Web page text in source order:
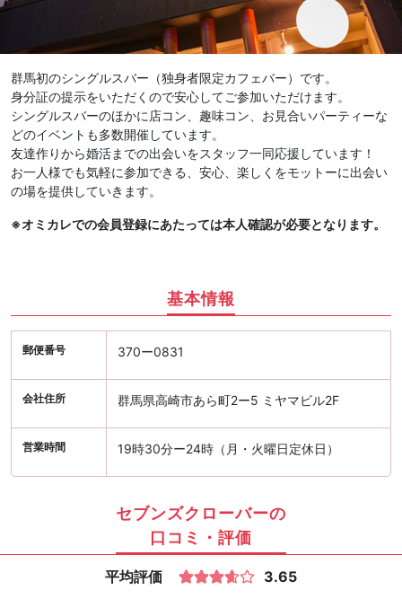
群馬初のシングルスバー（独身者限定カフェバー）です。
身分証の提示をいただくので安心してご参加いただけます。
シングルスバーのほかに店コン、趣味コン、お見合いパーティーな
どのイベントも多数開催しています。
友達作りから婚活までの出会いをスタッフ一同応援しています！
お一人様でも気軽に参加できる、安心、楽しくをモットーに出会い
の場を提供していきます。
※オミカレでの会員登録にあたっては本人確認が必要となります。
基本情報
郵便番号 370ー0831
会社住所 群馬県高崎市あら町2ー5 ミヤマビル2F
営業時間 19時30分ー24時（月・火曜日定休日）
セブンズクローバーの
口コミ・評価
平均評価 3.65